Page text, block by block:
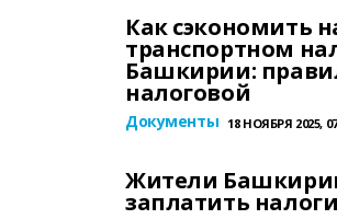
Как сэкономить
транспортном
Башкирии:
налоговой
Документы 18 НОЯБРЯ 2025,
Жители
заплатить